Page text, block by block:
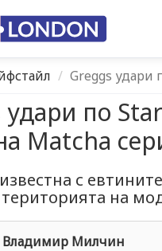
Greggs удари
по
Matcha
с
на
Владимир Милчин